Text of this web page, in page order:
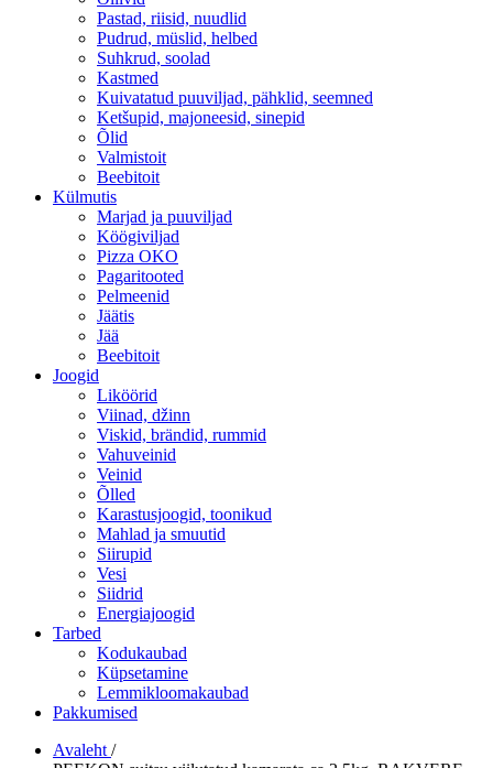
Pastad, riisid, nuudlid
Pudrud, müslid, helbed
Suhkrud, soolad
Kastmed
Kuivatatud puuviljad, pähklid, seemned
Ketšupid, majoneesid, sinepid
Õlid
Valmistoit
Beebitoit
Külmutis
Marjad ja puuviljad
Köögiviljad
Pizza OKO
Pagaritooted
Pelmeenid
Jäätis
Jää
Beebitoit
Joogid
Liköörid
Viinad, džinn
Viskid, brändid, rummid
Vahuveinid
Veinid
Õlled
Karastusjoogid, toonikud
Mahlad ja smuutid
Siirupid
Vesi
Siidrid
Energiajoogid
Tarbed
Kodukaubad
Küpsetamine
Lemmikloomakaubad
Pakkumised
Avaleht /